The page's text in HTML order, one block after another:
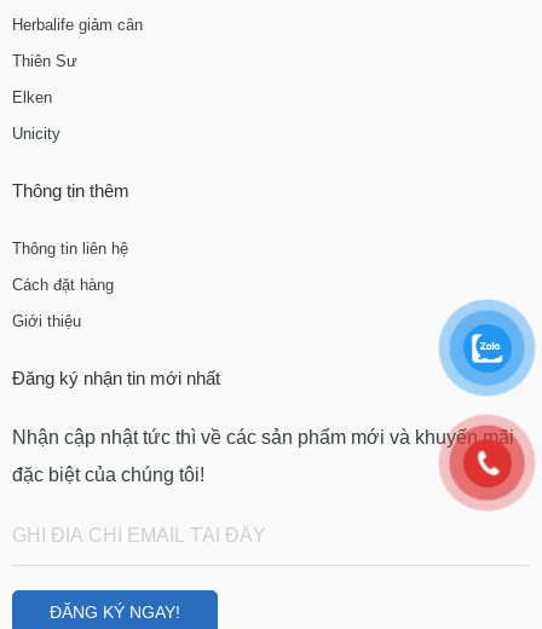
Herbalife giảm cân
Thiên Sư
Elken
Unicity
Thông tin thêm
Thông tin liên hệ
Cách đặt hàng
Giới thiệu
Đăng ký nhận tin mới nhất
Nhận cập nhật tức thì về các sản phẩm mới và khuyến mãi
đặc biệt của chúng tôi!